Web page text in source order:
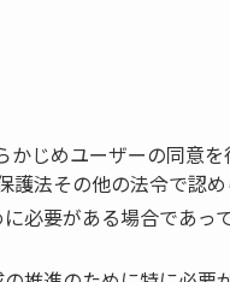
かじめユーザーの同意
法その他の法令で認め
必要がある場合であっ